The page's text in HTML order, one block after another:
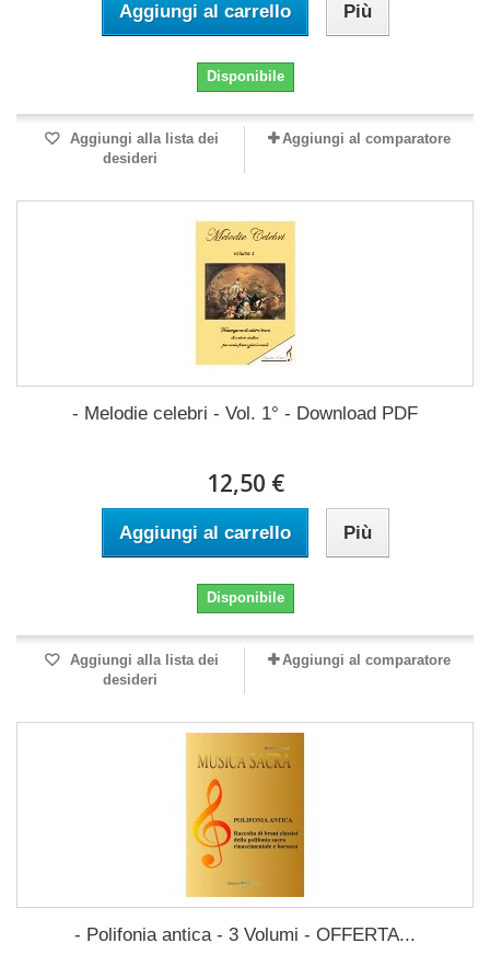
Aggiungi al carrello Più
Disponibile
Aggiungi alla lista dei
desideri
Aggiungi al comparatore
- Melodie celebri - Vol. 1° - Download PDF
12,50 €
Aggiungi al carrello Più
Disponibile
Aggiungi alla lista dei
desideri
Aggiungi al comparatore
- Polifonia antica - 3 Volumi - OFFERTA...